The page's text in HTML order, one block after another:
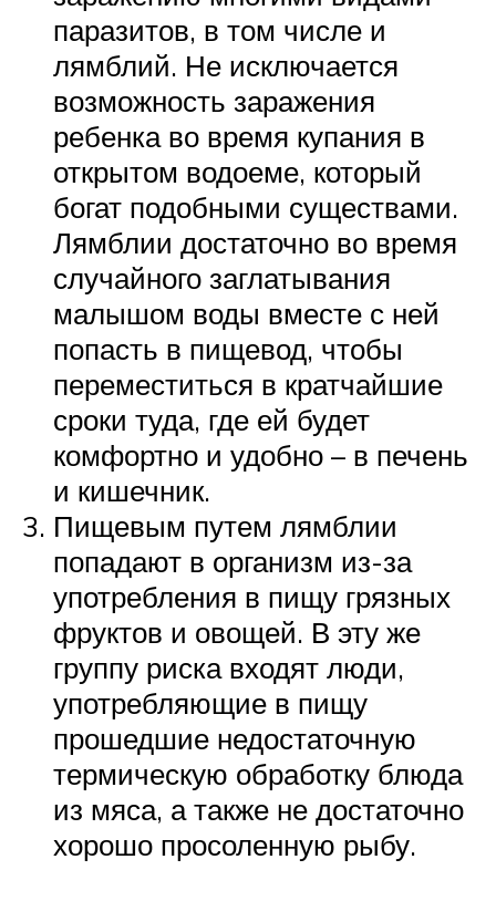
паразитов, в том числе и
лямблий. Не исключается
возможность заражения
ребенка во время купания в
открытом водоеме, который
богат подобными существами.
Лямблии достаточно во время
случайного заглатывания
малышом воды вместе с ней
попасть в пищевод, чтобы
переместиться в кратчайшие
сроки туда, где ей будет
комфортно и удобно – в печень
и кишечник.
Пищевым путем лямблии
попадают в организм из-за
употребления в пищу грязных
фруктов и овощей. В эту же
группу риска входят люди,
употребляющие в пищу
прошедшие недостаточную
термическую обработку блюда
из мяса, а также не достаточно
хорошо просоленную рыбу.